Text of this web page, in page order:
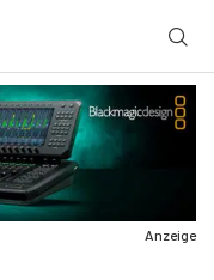
Anzeige